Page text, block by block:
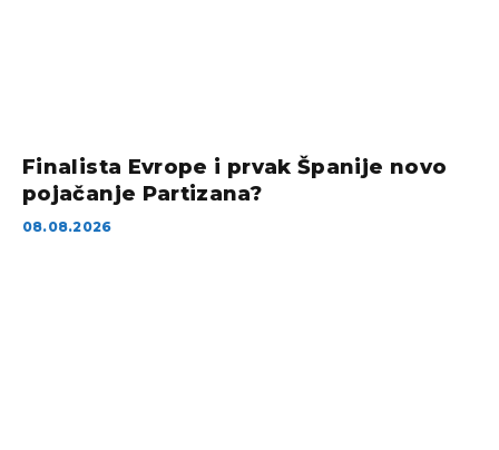
Finalista Evrope i prvak Španije novo
pojačanje Partizana?
08.08.2026